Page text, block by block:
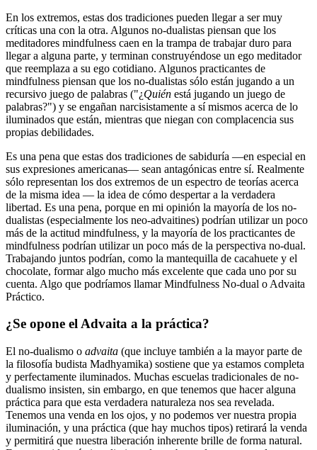
En los extremos, estas dos tradiciones pueden llegar a ser muy
críticas una con la otra. Algunos no-dualistas piensan que los
meditadores mindfulness caen en la trampa de trabajar duro para
llegar a alguna parte, y terminan construyéndose un ego meditador
que reemplaza a su ego cotidiano. Algunos practicantes de
mindfulness piensan que los no-dualistas sólo están jugando a un
recursivo juego de palabras ("¿Quién está jugando un juego de
palabras?") y se engañan narcisistamente a sí mismos acerca de lo
iluminados que están, mientras que niegan con complacencia sus
propias debilidades.
Es una pena que estas dos tradiciones de sabiduría ―en especial en
sus expresiones americanas― sean antagónicas entre sí. Realmente
sólo representan los dos extremos de un espectro de teorías acerca
de la misma idea ― la idea de cómo despertar a la verdadera
libertad. Es una pena, porque en mi opinión la mayoría de los no-
dualistas (especialmente los neo-advaitines) podrían utilizar un poco
más de la actitud mindfulness, y la mayoría de los practicantes de
mindfulness podrían utilizar un poco más de la perspectiva no-dual.
Trabajando juntos podrían, como la mantequilla de cacahuete y el
chocolate, formar algo mucho más excelente que cada uno por su
cuenta. Algo que podríamos llamar Mindfulness No-dual o Advaita
Práctico.
¿Se opone el Advaita a la práctica?
El no-dualismo o advaita (que incluye también a la mayor parte de
la filosofía budista Madhyamika) sostiene que ya estamos completa
y perfectamente iluminados. Muchas escuelas tradicionales de no-
dualismo insisten, sin embargo, en que tenemos que hacer alguna
práctica para que esta verdadera naturaleza nos sea revelada.
Tenemos una venda en los ojos, y no podemos ver nuestra propia
iluminación, y una práctica (que hay muchos tipos) retirará la venda
y permitirá que nuestra liberación inherente brille de forma natural.